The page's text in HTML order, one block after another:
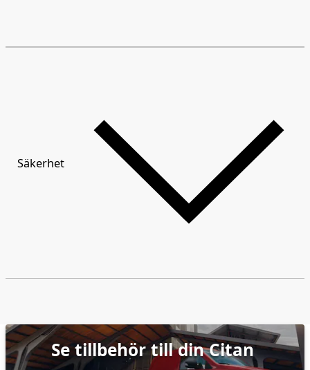
Säkerhet
Se tillbehör till din Citan